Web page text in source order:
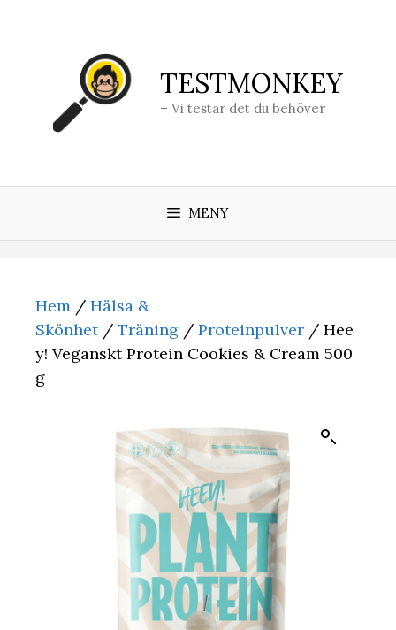
TESTMONKEY
– Vi testar det du behöver
MENY
Hem / Hälsa &
Skönhet/ Träning / Proteinpulver / Hee
y! Veganskt Protein Cookies & Cream 500
g